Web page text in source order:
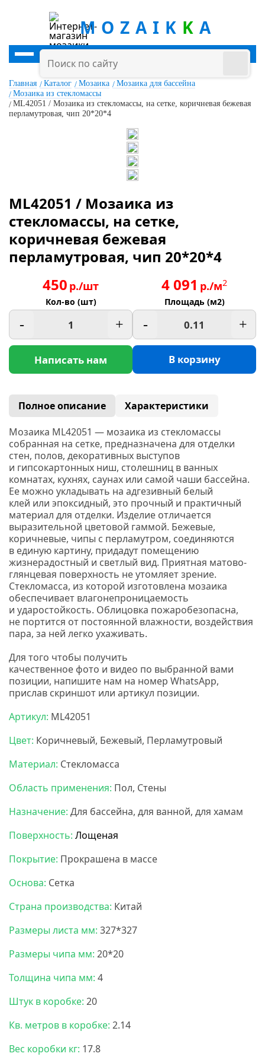
MOZAIK K A
Главная Каталог Мозаика
Мозаика для бассейна
Мозаика из стекломассы
ML42051 / Мозаика из стекломассы, на сетке, коричневая бежевая
перламутровая, чип 20*20*4
ML42051 / Мозаика из
стекломассы, на сетке,
коричневая бежевая
перламутровая, чип 20*20*4
450 р./шт
Кол-во (шт)
- +
Написать нам
4 091 р./м2
Площадь (м2)
- +
В корзину
Полное описание
Характеристики
Мозаика ML42051 — мозаика из стекломассы
собранная на сетке, предназначена для отделки
стен, полов, декоративных выступов
и гипсокартонных ниш, столешниц в ванных
комнатах, кухнях, саунах или самой чаши бассейна.
Ее можно укладывать на адгезивный белый
клей или эпоксидный, это прочный и практичный
материал для отделки. Изделие отличается
выразительной цветовой гаммой. Бежевые,
коричневые, чипы с перламутром, соединяются
в единую картину, придадут помещению
жизнерадостный и светлый вид. Приятная матово-
глянцевая поверхность не утомляет зрение.
Стекломасса, из которой изготовлена мозаика
обеспечивает влагонепроницаемость
и ударостойкость. Облицовка пожаробезопасна,
не портится от постоянной влажности, воздействия
пара, за ней легко ухаживать.
Для того чтобы получить
качественное фото и видео по выбранной вами
позиции, напишите нам на номер WhatsApp,
прислав скриншот или артикул позиции.
Артикул: ML42051
Цвет: Коричневый, Бежевый, Перламутровый
Материал: Стекломасса
Область применения: Пол, Стены
Назначение: Для бассейна, для ванной, для хамам
Поверхность: Лощеная
Покрытие: Прокрашена в массе
Основа: Сетка
Страна производства: Китай
Размеры листа мм: 327*327
Размеры чипа мм: 20*20
Толщина чипа мм: 4
Штук в коробке: 20
Кв. метров в коробке: 2.14
Вес коробки кг: 17.8